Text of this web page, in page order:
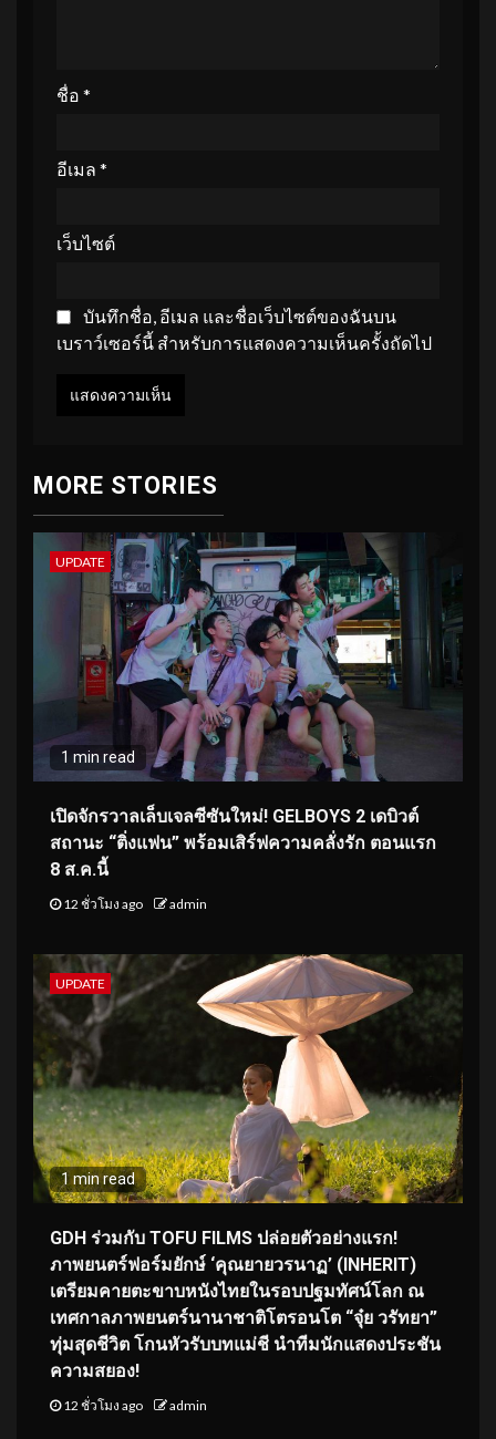
ชื่อ *
อีเมล *
เว็บไซต์
บันทึกชื่อ, อีเมล และชื่อเว็บไซต์ของฉันบน
เบราว์เซอร์นี้ สำหรับการแสดงความเห็นครั้งถัดไป
MORE STORIES
UPDATE
1 min read
เปิดจักรวาลเล็บเจลซีซันใหม่! GELBOYS 2 เดบิวต์
สถานะ “ติ่งแฟน” พร้อมเสิร์ฟความคลั่งรัก ตอนแรก
8 ส.ค.นี้
12 ชั่วโมง ago admin
UPDATE
1 min read
GDH ร่วมกับ TOFU FILMS ปล่อยตัวอย่างแรก!
ภาพยนตร์ฟอร์มยักษ์ ‘คุณยายวรนาฏ’ (INHERIT)
เตรียมคายตะขาบหนังไทยในรอบปฐมทัศน์โลก ณ
เทศกาลภาพยนตร์นานาชาติโตรอนโต “จุ๋ย วรัทยา”
ทุ่มสุดชีวิต โกนหัวรับบทแม่ชี นำทีมนักแสดงประชัน
ความสยอง!
12 ชั่วโมง ago admin